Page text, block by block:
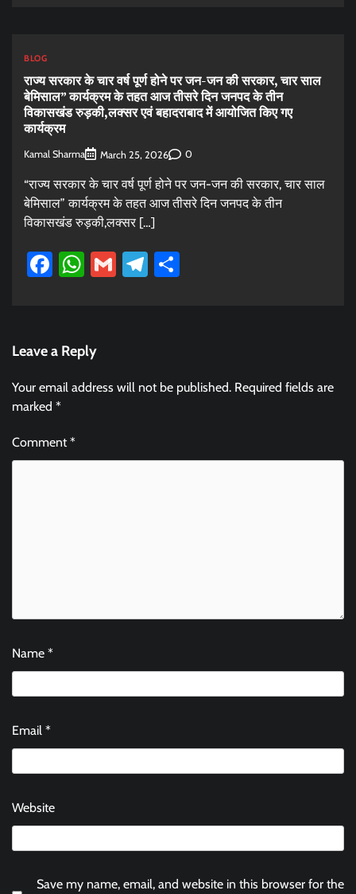
BLOG
राज्य सरकार के चार वर्ष पूर्ण होने पर जन-जन की सरकार, चार साल
बेमिसाल” कार्यक्रम के तहत आज तीसरे दिन जनपद के तीन
विकासखंड रुड़की,लक्सर एवं बहादराबाद में आयोजित किए गए
कार्यक्रम
Kamal Sharma March 25, 2026 0
“राज्य सरकार के चार वर्ष पूर्ण होने पर जन-जन की सरकार, चार साल
बेमिसाल” कार्यक्रम के तहत आज तीसरे दिन जनपद के तीन
विकासखंड रुड़की,लक्सर […]
Facebook
WhatsApp
GmailTelegram
Leave a Reply
Your email address will not be published. Required fields are
marked *
Comment*
Name *
Email *
Website
Save my name, email, and website in this browser for the